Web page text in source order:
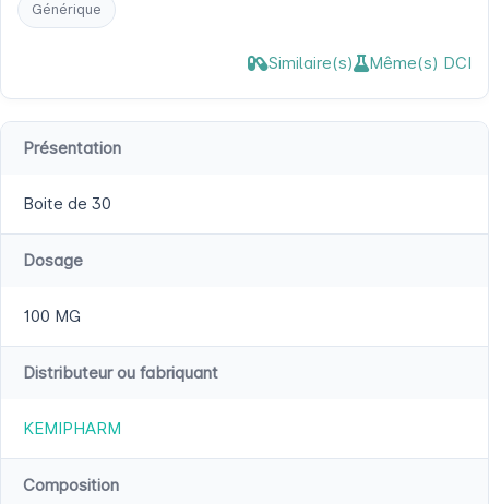
Générique
Similaire(s) Même(s) DCI
Présentation
Boite de 30
Dosage
100 MG
Distributeur ou fabriquant
KEMIPHARM
Composition